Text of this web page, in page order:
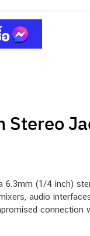
Stereo
6.3mm (1/4 inch)
audio
connection